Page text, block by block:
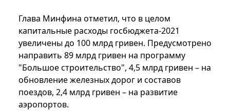
Глава Минфина отметил, что в целом
капитальные расходы госбюджета-2021
увеличены до 100 млрд гривен. Предусмотрено
направить 89 млрд гривен на программу
"Большое строительство", 4,5 млрд гривен – на
обновление железных дорог и составов
поездов, 2,4 млрд гривен – на развитие
аэропортов.